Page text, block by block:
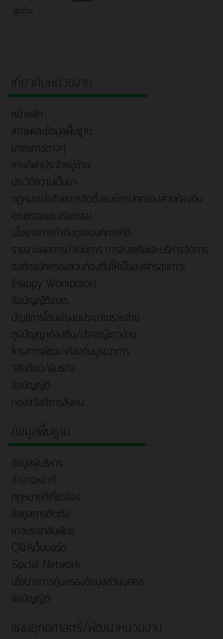
สุดท้าย
เกี่ยวกับหน่วยงาน
หน้าหลัก
สภาพและข้อมูลพื้นฐาน
มาตรการต่างๆ
ลานกีฬาประจำหมู่บ้าน
ประวัติความเป็นมา
กฎหมายว่าด้วยการจัดตั้งองค์กรปกครองส่วนท้องถิ่น
คุณธรรมและจริยธรรม
นโยบายการกำกับดูแลองค์การที่ดี
รายงานผลการดำเนินการ การส่งเสริมและบริหารจัดการ
องค์กรปกครองส่วนท้องถิ่นให้เป็นองค์กรสุขภาวะ
(Happy Workplace)
ข้อบัญญัติอบต.
บัญชีการโอนเงินงบประมาณรายจ่าย
ภูมิปัญญาท้องถิ่น/ปราชญ์ชาวบ้าน
โครงการพัฒนาท้องถิ่นบูรณาการ
วิสัยทัศน์/พันธกิจ
ข้อบัญญัติ
กองสวัสดิการสังคม
ข้อมูลพื้นฐาน
ข้อมูลผู้บริหาร
อำนาจหน้าที่
กฎหมายที่เกี่ยวข้อง
ข้อมูลการติดต่อ
ข่าวประชาสัมพันธ์
Q&Aเว็บบอร์ด
Social Network
นโยบายการคุ้มครองข้อมูลส่วนบุคคล
ข้อบัญญัติ
แผนยุทธศาสตร์/พัฒนาหน่วยงาน